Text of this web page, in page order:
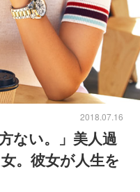
2018.07.16
ない。」美人過
。彼女が人生を